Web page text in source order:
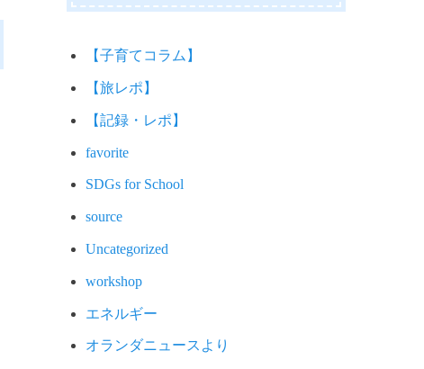
【子育てコラム】
【旅レポ】
【記録・レポ】
favorite
SDGs for School
source
Uncategorized
workshop
エネルギー
オランダニュースより